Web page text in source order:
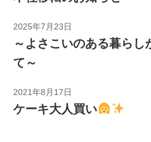
2025年7月23日
～よさこいのある暮らし
て～
2021年8月17日
ケーキ大人買い